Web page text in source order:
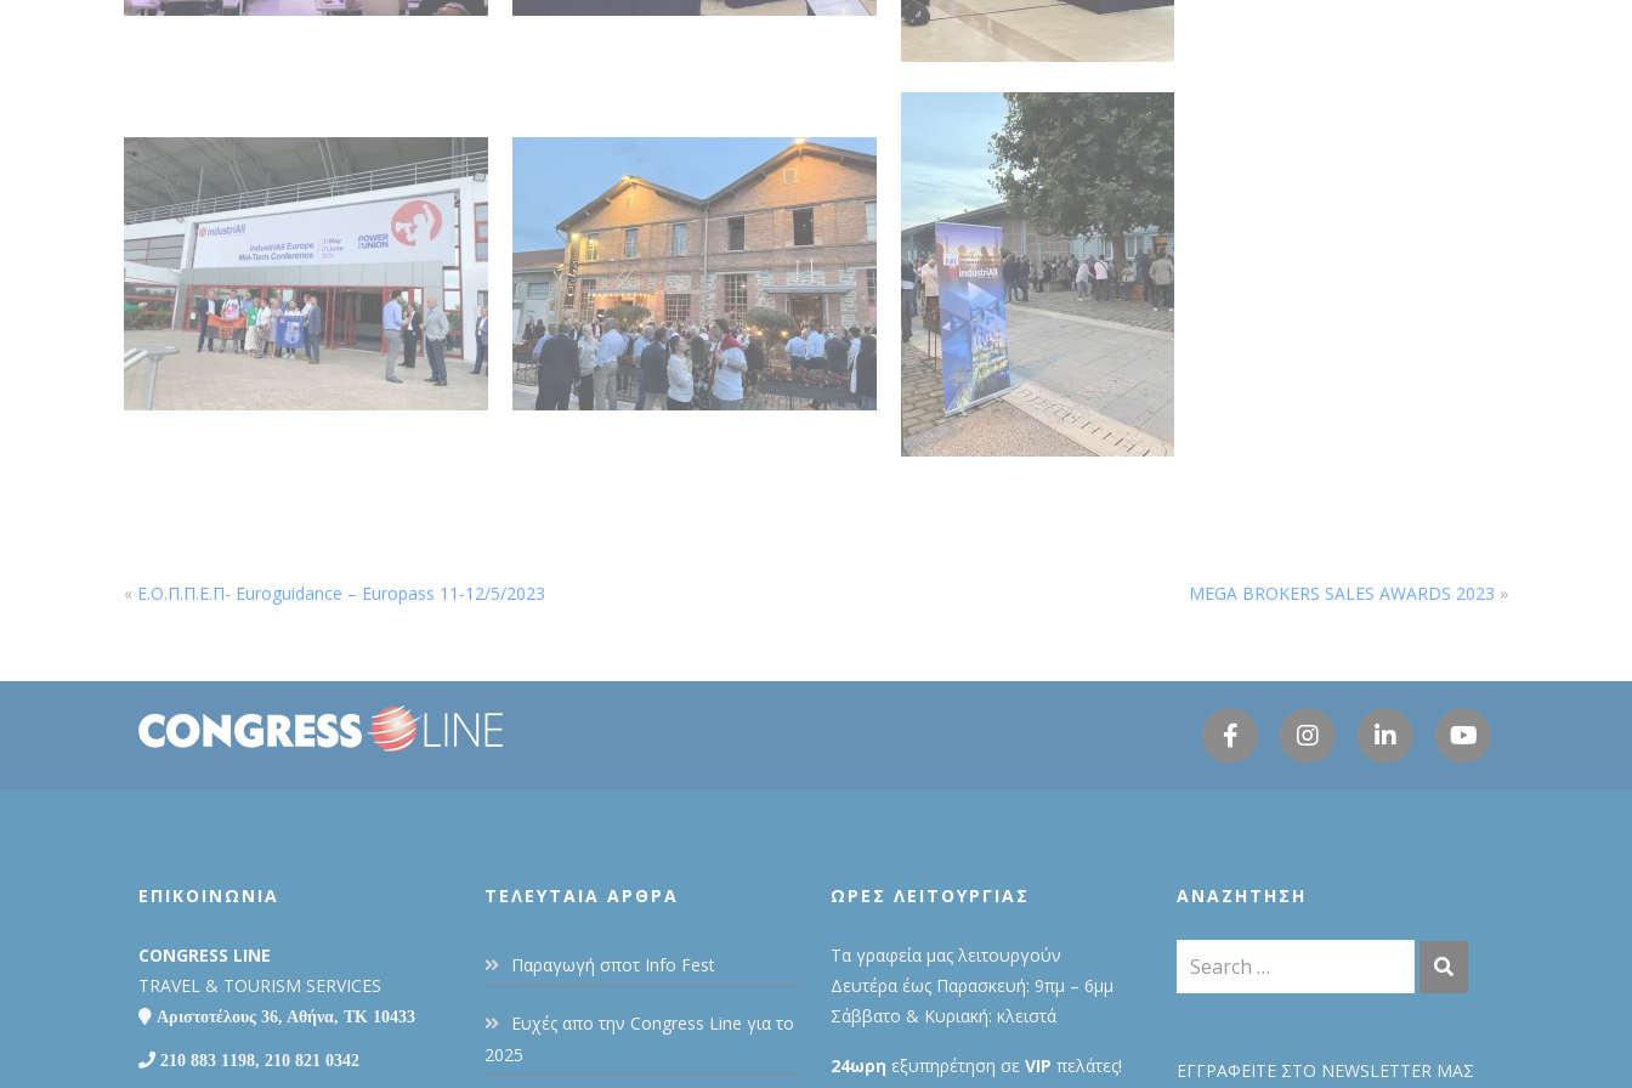
« Ε.Ο.Π.Π.Ε.Π- Euroguidance – Europass 11-12/5/2023 MEGA BROKERS SALES AWARDS 2023 »
ΕΠΙΚΟΙΝΩΝΙΑ
CONGRESS LINE
TRAVEL & TOURISM SERVICES
Αριστοτέλους 36, Αθήνα, ΤΚ 10433
210 883 1198, 210 821 0342
ΤΕΛΕΥΤΑΊΑ ΆΡΘΡΑ
Παραγωγή σποτ Info Fest
Ευχές απο την Congress Line για το
2025
ΩΡΕΣ ΛΕΙΤΟΥΡΓΙΑΣ
Τα γραφεία μας λειτουργούν
Δευτέρα έως Παρασκευή: 9πμ – 6μμ
Σάββατο & Κυριακή: κλειστά
24ωρη εξυπηρέτηση σε VIP πελάτες!
ΑΝΑΖΉΤΗΣΗ
ΕΓΓΡΑΦΕΙΤΕ ΣΤΟ NEWSLETTER ΜΑΣ